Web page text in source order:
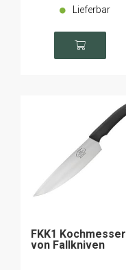
Lieferbar
FKK1 Kochmesser
von Fallkniven